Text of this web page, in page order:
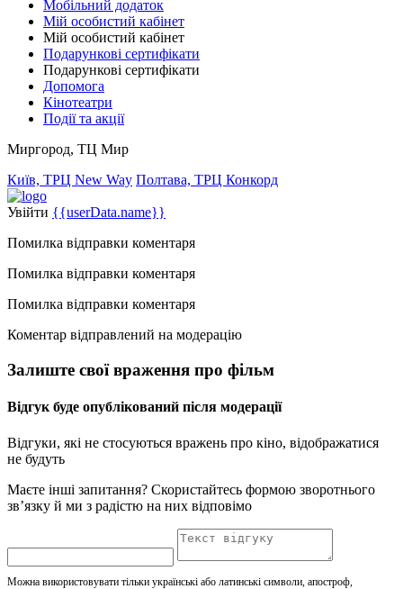
Мобільний додаток
Мій особистий кабінет
Мій особистий кабінет
Подарункові сертифікати
Подарункові сертифікати
Допомога
Кінотеатри
Події та акції
Миргород, ТЦ Мир
Київ, ТРЦ New Way Полтава, ТРЦ Конкорд
Увійти {{userData.name}}
Помилка відправки коментаря
Помилка відправки коментаря
Помилка відправки коментаря
Коментар відправлений на модерацію
Залиште свої враження про фільм
Відгук буде опублікований після модерації
Відгуки, які не стосуються вражень про кіно, відображатися
не будуть
Маєте інші запитання? Скористайтесь формою зворотнього
зв’язку й ми з радістю на них відповімо
Можна використовувати тільки українські або латинські символи, апостроф,